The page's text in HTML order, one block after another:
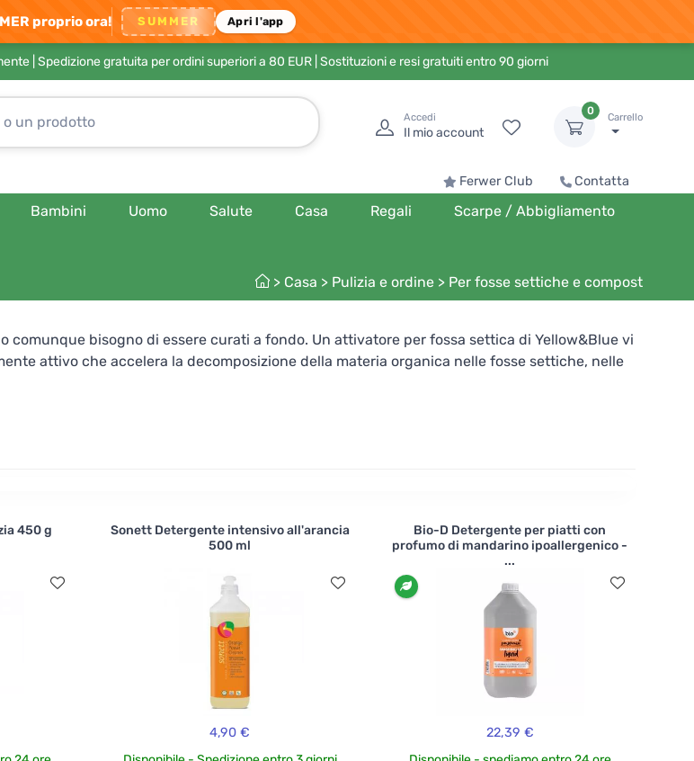
proprio ora! SUMMER Apri l'app
| Spedizione gratuita per ordini superiori a 80 EUR | Sostituzioni e resi gratuiti entro 90 giorni
Accedi
Il mio account
0
Carrello
Ferwer Club Contatta
Bambini Uomo Salute Casa Regali Scarpe / Abbigliamento
> Casa > Pulizia e ordine > Per fosse settiche e compost
bisogno di essere curati a fondo. Un attivatore per fossa settica di Yellow&Blue vi
attivo che accelera la decomposizione della materia organica nelle fosse settiche, nelle
a secco. Il suo uso regolare elimina anche gli odori. Tierra Verde non ha dimenticato il
450 g
Sonett Detergente intensivo all'arancia
500 ml
4,90 €
Bio-D Detergente per piatti con
profumo di mandarino ipoallergenico -
...
22,39 €